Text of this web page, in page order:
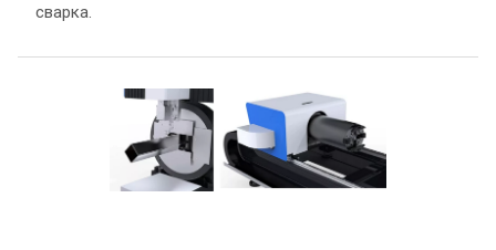
сварка.